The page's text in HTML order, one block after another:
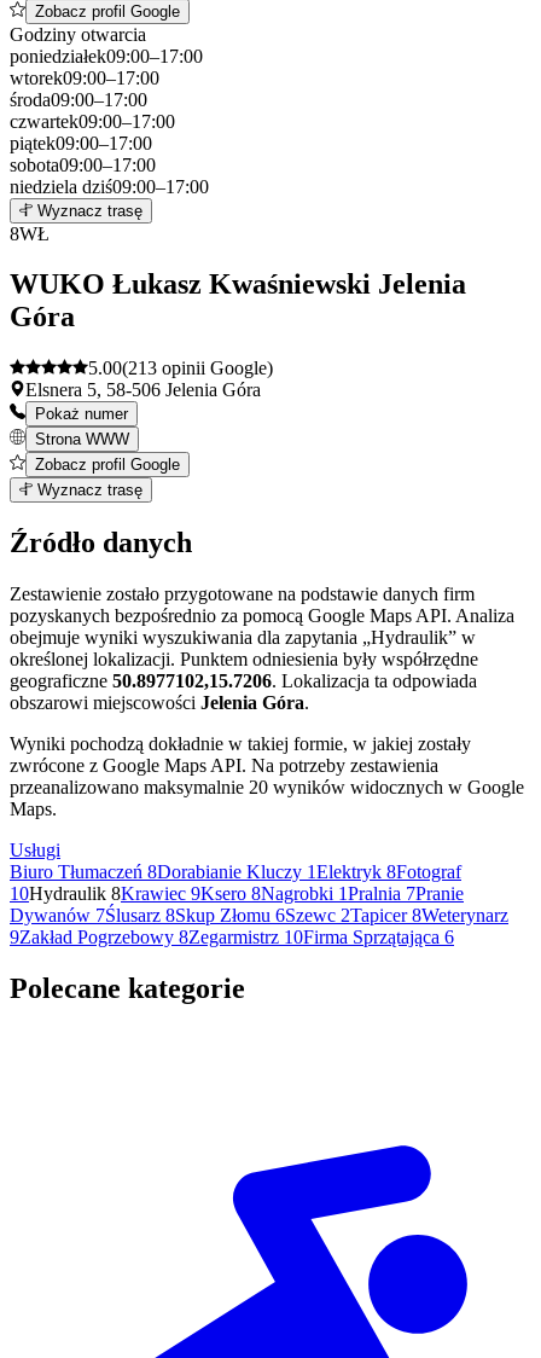
Zobacz profil Google
Godziny otwarcia
poniedziałek09:00–17:00
wtorek09:00–17:00
środa09:00–17:00
czwartek09:00–17:00
piątek09:00–17:00
sobota09:00–17:00
niedziela dziś09:00–17:00
+
−
Wyznacz trasę
8WŁ
WUKO Łukasz Kwaśniewski Jelenia
Góra
5.00(213 opinii Google)
Elsnera 5, 58-506 Jelenia Góra
Pokaż numer
Strona WWW
Zobacz profil Google
+
−
Wyznacz trasę
Źródło danych
Zestawienie zostało przygotowane na podstawie danych firm
pozyskanych bezpośrednio za pomocą Google Maps API. Analiza
obejmuje wyniki wyszukiwania dla zapytania „Hydraulik” w
określonej lokalizacji. Punktem odniesienia były współrzędne
geograficzne 50.8977102,15.7206. Lokalizacja ta odpowiada
obszarowi miejscowości Jelenia Góra.
Wyniki pochodzą dokładnie w takiej formie, w jakiej zostały
zwrócone z Google Maps API. Na potrzeby zestawienia
przeanalizowano maksymalnie 20 wyników widocznych w Google
Maps.
Usługi
Biuro Tłumaczeń 8Dorabianie Kluczy 1Elektryk 8Fotograf
10Hydraulik 8Krawiec 9Ksero 8Nagrobki 1Pralnia 7Pranie
Dywanów 7Ślusarz 8Skup Złomu 6Szewc 2Tapicer8Weterynarz
9Zakład Pogrzebowy 8Zegarmistrz 10Firma Sprzątająca 6
Polecane kategorie